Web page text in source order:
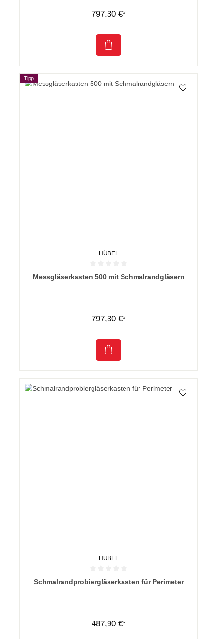
797,30 €*
Tipp
HÜBEL
Durchschnittliche Bewertung von 0 von 5 Sternen
Messgläserkasten 500 mit Schmalrandgläsern
797,30 €*
HÜBEL
Durchschnittliche Bewertung von 0 von 5 Sternen
Schmalrandprobiergläserkasten für Perimeter
487,90 €*